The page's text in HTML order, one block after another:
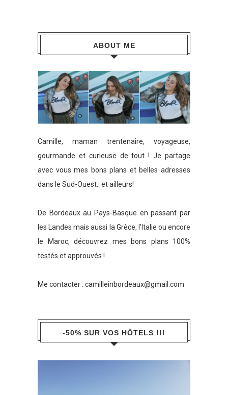
ABOUT ME
Camille, maman trentenaire, voyageuse,
gourmande et curieuse de tout ! Je partage
avec vous mes bons plans et belles adresses
dans le Sud-Ouest.. et ailleurs!
De Bordeaux au Pays-Basque en passant par
les Landes mais aussi la Grèce, l'Italie ou encore
le Maroc, découvrez mes bons plans 100%
testés et approuvés !
Me contacter : camilleinbordeaux@gmail.com
-50% SUR VOS HÔTELS !!!